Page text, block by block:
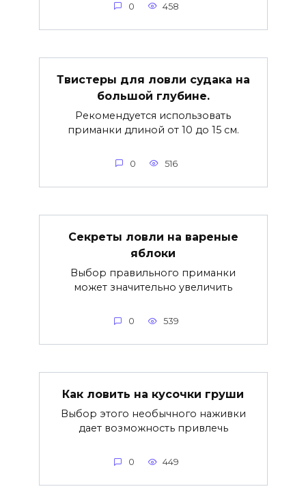
0 458
Твистеры для ловли судака на
большой глубине.
Рекомендуется использовать
приманки длиной от 10 до 15 см.
0 516
Секреты ловли на вареные
яблоки
Выбор правильного приманки
может значительно увеличить
0 539
Как ловить на кусочки груши
Выбор этого необычного наживки
дает возможность привлечь
0 449